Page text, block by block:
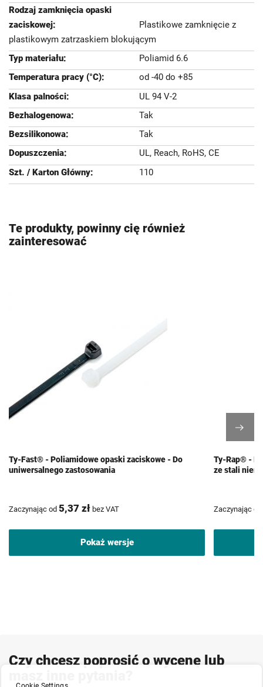
Plastikowe zamknięcie z
plastikowym zatrzaskiem blokującym
Poliamid 6.6
od -40 do +85
UL 94 V-2
Tak
Tak
UL, Reach, RoHS, CE
110
Te produkty, powinny cię również
zainteresować
Ty-Fast® - Poliamidowe opaski zaciskowe - Do
uniwersalnego zastosowania
Zaczynając od 5,37 zł bez VAT
Pokaż wersje
Ty-Rap® -
ze stali
Zaczynając od
Czy chcesz poprosić o wycenę lub